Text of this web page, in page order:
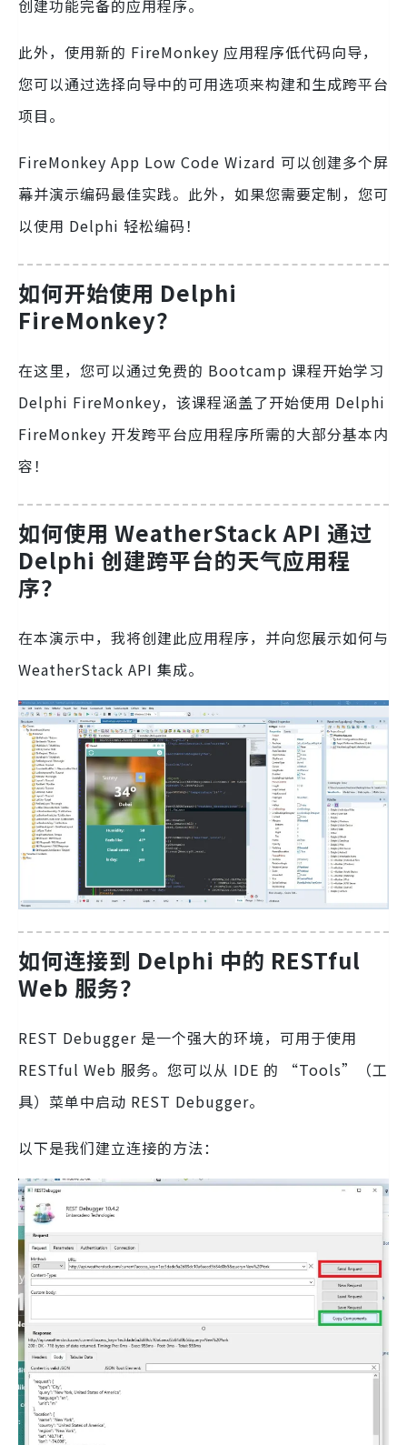
创建功能完备的应用程序。
此外，使用新的 FireMonkey 应用程序低代码向导，
您可以通过选择向导中的可用选项来构建和生成跨平台
项目。
FireMonkey App Low Code Wizard 可以创建多个屏
幕并演示编码最佳实践。此外，如果您需要定制，您可
以使用 Delphi 轻松编码！
如何开始使用 Delphi
FireMonkey？
在这里，您可以通过免费的 Bootcamp 课程开始学习
Delphi FireMonkey，该课程涵盖了开始使用 Delphi
FireMonkey 开发跨平台应用程序所需的大部分基本内
容！
如何使用 WeatherStack API 通过
Delphi 创建跨平台的天气应用程
序？
在本演示中，我将创建此应用程序，并向您展示如何与
WeatherStack API 集成。
如何连接到 Delphi 中的 RESTful
Web 服务？
REST Debugger 是一个强大的环境，可用于使用
RESTful Web 服务。您可以从 IDE 的 “Tools”（工
具）菜单中启动 REST Debugger。
以下是我们建立连接的方法：